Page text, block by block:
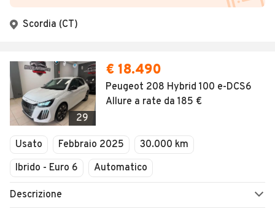
Scordia (CT)
29
€ 18.490
Peugeot 208 Hybrid 100 e-DCS6
Allure a rate da 185 €
Usato Febbraio 2025
30.000 km
Ibrido - Euro 6
Automatico
Descrizione